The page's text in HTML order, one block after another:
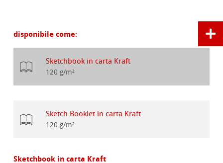
disponibile come:
Sketchbook in carta Kraft
120 g/m²
Sketch Booklet in carta Kraft
120 g/m²
Sketchbook in carta Kraft